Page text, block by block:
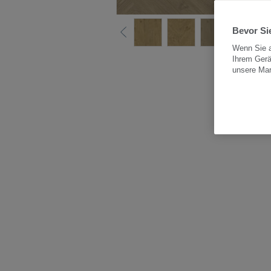
Alle
Bevor
Wenn Sie
Ihrem
unsere